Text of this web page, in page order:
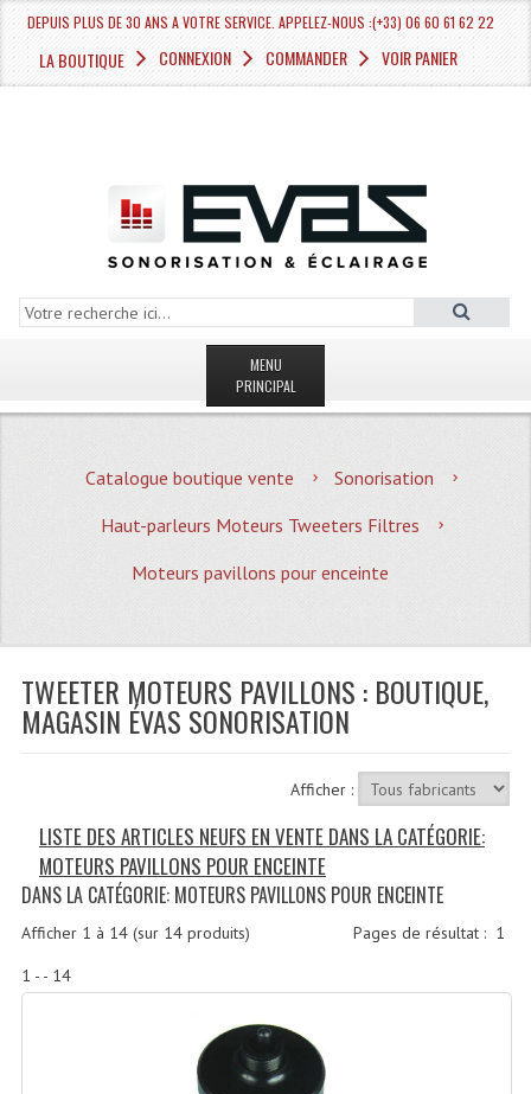
DEPUIS PLUS DE 30 ANS A VOTRE SERVICE. APPELEZ-NOUS :(+33) 06 60 61 62 22
LA BOUTIQUE CONNEXION COMMANDER VOIR PANIER
MENU
PRINCIPAL
MAGASIN
Quoi De Neuf?
Promotions
Location De Matériel
Le Matériel D´occasion
Recevoir Nos Promotions
Faire Votre Devis
CATÉGORIES
Accessoires Pieds Cellules Diamants
Accessoires Enceintes
Catalogue boutique vente
Sonorisation
Haut-parleurs Moteurs Tweeters Filtres
Moteurs pavillons pour enceinte
TWEETER MOTEURS PAVILLONS : BOUTIQUE,
MAGASIN ÉVAS SONORISATION
Afficher :
LISTE DES ARTICLES NEUFS EN VENTE DANS LA CATÉGORIE:
MOTEURS PAVILLONS POUR ENCEINTE
DANS LA CATÉGORIE: MOTEURS PAVILLONS POUR ENCEINTE
Pages de résultat : 1
Afficher 1 à 14(sur 14produits)
1 - - 14